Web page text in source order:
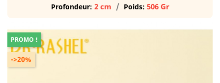
Profondeur: 2 cm Poids: 506 Gr
PROMO !
->20%